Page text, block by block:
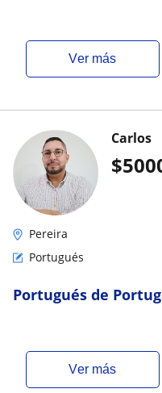
ver más
$
Carlos
Pereira
Portugués
Portugués de
ver más